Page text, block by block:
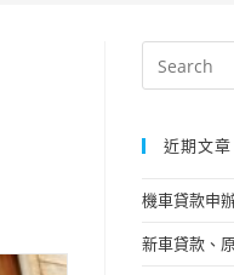
近期文章
機車貸款申
新車貸款、